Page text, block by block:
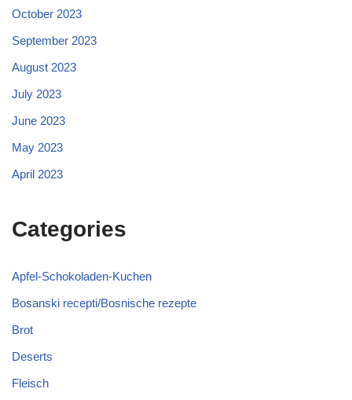
October 2023
September 2023
August 2023
July 2023
June 2023
May 2023
April 2023
Categories
Apfel-Schokoladen-Kuchen
Bosanski recepti/Bosnische rezepte
Brot
Deserts
Fleisch